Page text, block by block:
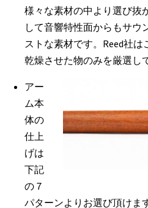
様々な素材の中より選び抜
して音響特性面からもサウ
ストな素材です。Reed社
乾燥させた物のみを厳選し
アー
ム本
体の
仕上
げは
下記
の７
パターンよりお選び頂けます